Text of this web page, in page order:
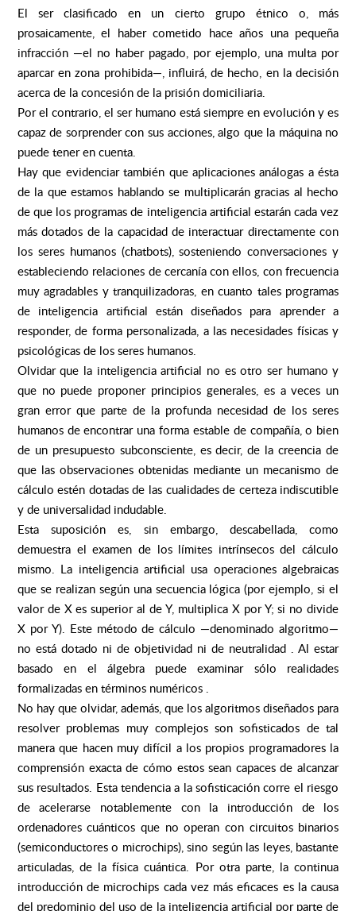
El ser clasificado en un cierto grupo étnico o, más
prosaicamente, el haber cometido hace años una pequeña
infracción —el no haber pagado, por ejemplo, una multa por
aparcar en zona prohibida—, influirá, de hecho, en la decisión
acerca de la concesión de la prisión domiciliaria.
Por el contrario, el ser humano está siempre en evolución y es
capaz de sorprender con sus acciones, algo que la máquina no
puede tener en cuenta.
Hay que evidenciar también que aplicaciones análogas a ésta
de la que estamos hablando se multiplicarán gracias al hecho
de que los programas de inteligencia artificial estarán cada vez
más dotados de la capacidad de interactuar directamente con
los seres humanos (chatbots), sosteniendo conversaciones y
estableciendo relaciones de cercanía con ellos, con frecuencia
muy agradables y tranquilizadoras, en cuanto tales programas
de inteligencia artificial están diseñados para aprender a
responder, de forma personalizada, a las necesidades físicas y
psicológicas de los seres humanos.
Olvidar que la inteligencia artificial no es otro ser humano y
que no puede proponer principios generales, es a veces un
gran error que parte de la profunda necesidad de los seres
humanos de encontrar una forma estable de compañía, o bien
de un presupuesto subconsciente, es decir, de la creencia de
que las observaciones obtenidas mediante un mecanismo de
cálculo estén dotadas de las cualidades de certeza indiscutible
y de universalidad indudable.
Esta suposición es, sin embargo, descabellada, como
demuestra el examen de los límites intrínsecos del cálculo
mismo. La inteligencia artificial usa operaciones algebraicas
que se realizan según una secuencia lógica (por ejemplo, si el
valor de X es superior al de Y, multiplica X por Y; si no divide
X por Y). Este método de cálculo —denominado algoritmo—
no está dotado ni de objetividad ni de neutralidad . Al estar
basado en el álgebra puede examinar sólo realidades
formalizadas en términos numéricos .
No hay que olvidar, además, que los algoritmos diseñados para
resolver problemas muy complejos son sofisticados de tal
manera que hacen muy difícil a los propios programadores la
comprensión exacta de cómo estos sean capaces de alcanzar
sus resultados. Esta tendencia a la sofisticación corre el riesgo
de acelerarse notablemente con la introducción de los
ordenadores cuánticos que no operan con circuitos binarios
(semiconductores o microchips), sino según las leyes, bastante
articuladas, de la física cuántica. Por otra parte, la continua
introducción de microchips cada vez más eficaces es la causa
del predominio del uso de la inteligencia artificial por parte de